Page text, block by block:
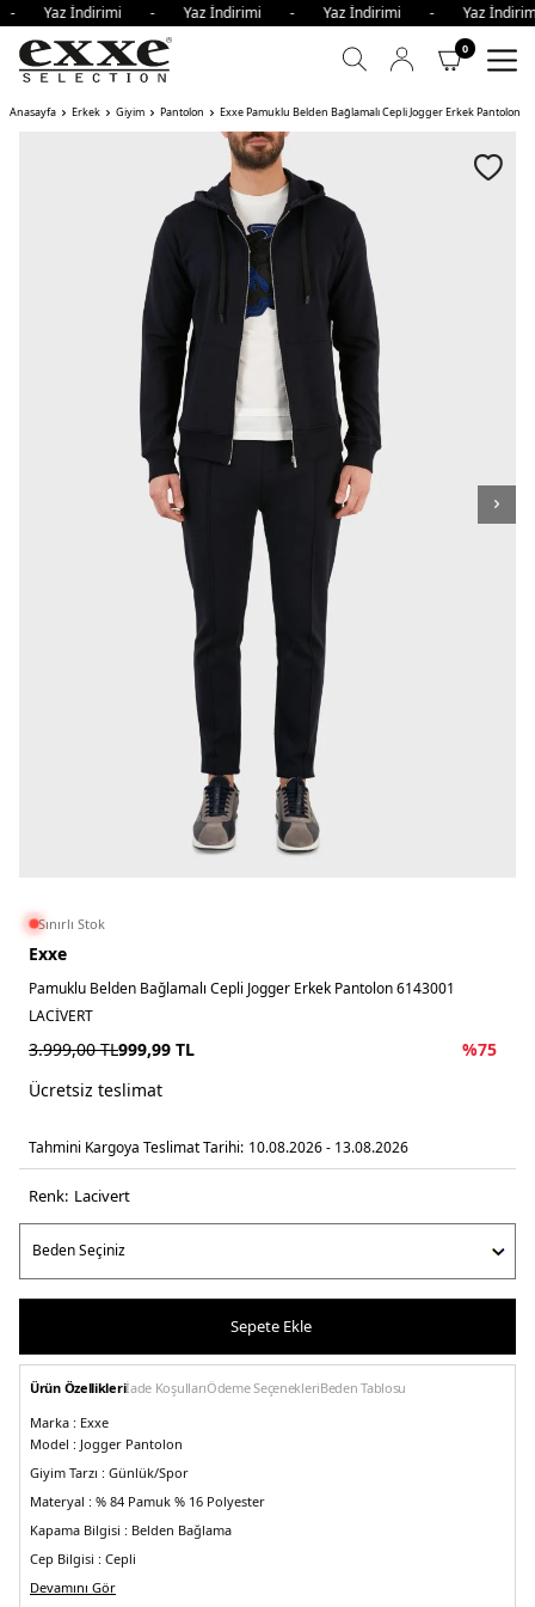
- Yaz İndirimi - Yaz İndirimi - Yaz İndirimi - Yaz
0
Anasayfa Erkek Giyim Pantolon Exxe Pamuklu Belden Bağlamalı Cepli Jogger Erkek Pantolon
Sınırlı Stok
Exxe
Pamuklu Belden Bağlamalı Cepli Jogger Erkek Pantolon 6143001
LACİVERT
3.999,00TL999,99 TL %75
Ücretsiz teslimat
Tahmini Kargoya Teslimat Tarihi: 10.08.2026 - 13.08.2026
Renk: laci̇vert
Sepete Ekle
Ürün Özellikleriİade KoşullarıÖdeme SeçenekleriBeden Tablosu
Marka : Exxe
Model : Jogger Pantolon
Giyim Tarzı : Günlük/Spor
Materyal : % 84 Pamuk % 16 Polyester
Kapama Bilgisi : Belden Bağlama
Cep Bilgisi : Cepli
Kalıp Bilgisi :Slim Fit
Devamını Gör